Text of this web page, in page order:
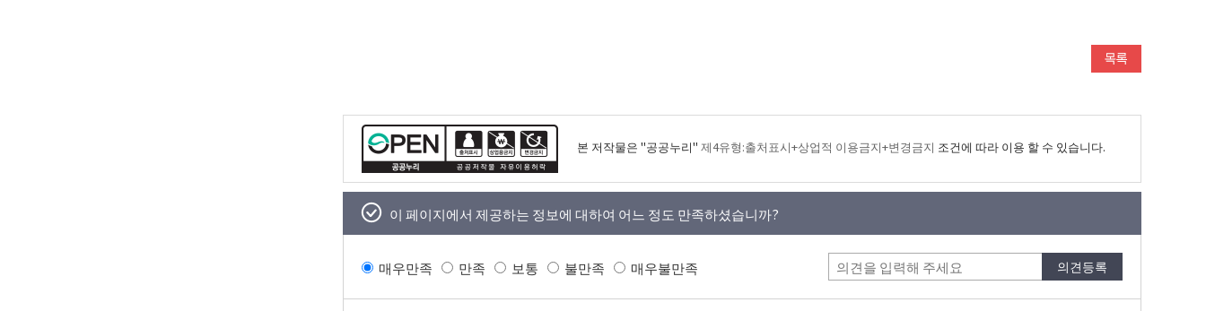
본 저작물은 "공공누리" 제4유형:출처표시+상업적 이용금지+변경금지 조건에 따라 이용 할 수 있습니다.
이 페이지에서 제공하는 정보에 대하여 어느 정도 만족하셨습니까?
매우만족 만족 보통 불만족 매우불만족